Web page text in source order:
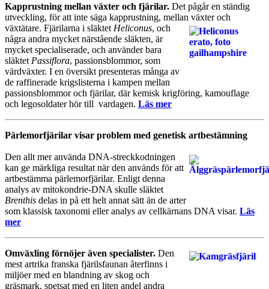
Kapprustning mellan växter och fjärilar. Det pågår en ständig
utveckling, för att inte säga kapprustning, mellan växter och
växtätare. Fjärilarna i släktet Heliconus, och
några andra mycket närstående släkten, är
mycket specialiserade, och använder bara
släktet Passiflora, passionsblommor, som
värdväxter. I en översikt presenteras många av
de raffinerade krigslisterna i kampen mellan
passionsblommor och fjärilar, där kemisk krigföring, kamouflage
och legosoldater hör till vardagen. Läs mer
Pärlemorfjärilar visar problem med genetisk artbestämning
Den allt mer använda DNA-streckkodningen
kan ge märkliga resultat när den används för att
artbestämma pärlemorfjärilar. Enligt denna
analys av mitokondrie-DNA skulle släktet
Brenthis delas in på ett helt annat sätt än de arter
som klassisk taxonomi eller analys av cellkärnans DNA visar. Läs
mer
Omväxling förnöjer även specialister. Den
mest artrika franska fjärilsfaunan återfinns i
miljöer med en blandning av skog och
gräsmark, spetsat med en liten andel andra